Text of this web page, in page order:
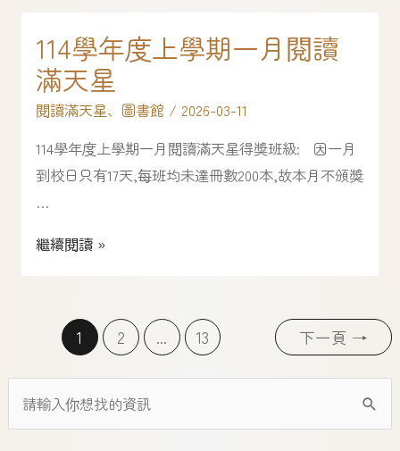
114學年度上學期一月閱讀
滿天星
閱讀滿天星、 圖書館 / 2026-03-11
114學年度上學期一月閱讀滿天星得獎班級: 因一月
到校日只有17天,每班均未達冊數200本,故本月不頒獎
…
繼續閱讀 »
1 2 ... 13 下一頁 →